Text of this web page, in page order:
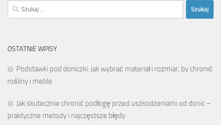
Szukaj:
OSTATNIE WPISY
Podstawki pod doniczki: jak wybrać materiał i rozmiar, by chronić
rośliny i meble
Jak skutecznie chronić podłogę przed uszkodzeniami od donic –
praktyczne metody i najczęstsze błędy